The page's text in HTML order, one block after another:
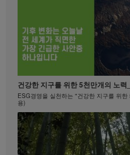
빠를수록 좋은!
빠를수록 좋은! #뉴런뉴트리션 #비타민B
마크 코로넬과 함께하는 에너지아
히프, 엉덩이
건강한 지구를 위한 5천만개의 노
ESG경영을 실천하는 "건강한 지구를 위
용)